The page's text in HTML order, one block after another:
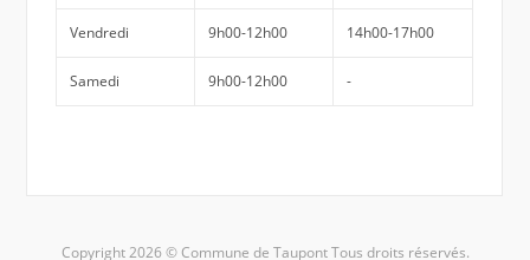
Vendredi 9h00-12h00 14h00-17h00
Samedi 9h00-12h00 -
Copyright 2026 © Commune de Taupont Tous droits réservés.